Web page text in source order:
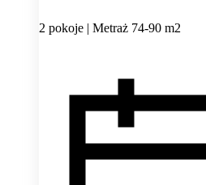
2 pokoje | Metraż 74-90 m2